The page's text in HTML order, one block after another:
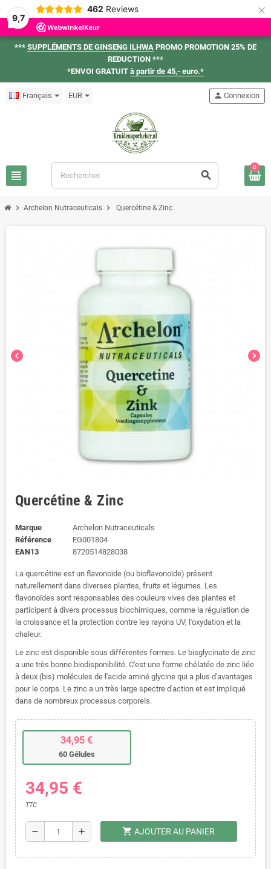
9,7
462 Reviews ×
*** SUPPLÉMENTS DE GINSENG ILHWA PROMO PROMOTION 25% DE
REDUCTION ***
*ENVOI GRATUIT à partir de 45,- euro.*
Français EUR
view_headline search
person Connexion
0
chevron_right Archelon Nutraceuticals chevron_right Quercétine & Zinc
chevron_left chevron_right
Quercétine & Zinc
Marque
Archelon Nutraceuticals
Référence
EG001804
EAN13
8720514828038
La quercétine est un flavonoïde (ou bioflavonoïde) présent
naturellement dans diverses plantes, fruits et légumes. Les
flavonoïdes sont responsables des couleurs vives des plantes et
participent à divers processus biochimiques, comme la régulation de
la croissance et la protection contre les rayons UV, l'oxydation et la
chaleur.
Le zinc est disponible sous différentes formes. Le bisglycinate de zinc
a une très bonne biodisponibilité. C'est une forme chélatée de zinc liée
à deux (bis) molécules de l'acide aminé glycine qui a plus d'avantages
pour le corps. Le zinc a un très large spectre d'action et est impliqué
dans de nombreux processus corporels.
34,95 €
60 Gélules
34,95 €
TTC
remove add shopping_cart AJOUTER AU PANIER